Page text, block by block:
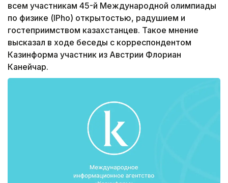
всем участникам 45-й Международной олимпиады
по физике (IРho) открытостью, радушием и
гостеприимством казахстанцев. Такое мнение
высказал в ходе беседы с корреспондентом
Казинформа участник из Австрии Флориан
Канейчар.